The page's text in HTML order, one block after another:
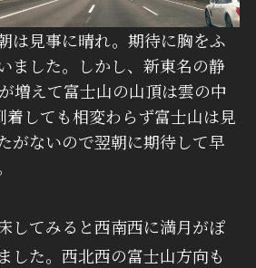
は見事に晴れ。期待に胸をふ
ました。しかし、新東名の静
増えて富士山の山頂は雲の中
しても相変わらず富士山は見
がないので翌朝に期待して早
してみると西南西に満月がぽ
した。西北西の富士山方向も